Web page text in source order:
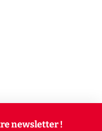
newsletter !